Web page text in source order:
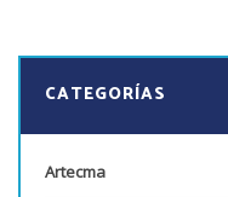
CATEGORÍAS
Artecma